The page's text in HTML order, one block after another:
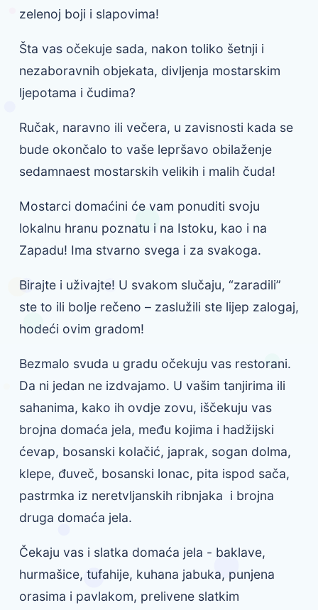
zelenoj boji i slapovima!
Šta vas očekuje sada, nakon toliko šetnji i
nezaboravnih objekata, divljenja mostarskim
ljepotama i čudima?
Ručak, naravno ili večera, u zavisnosti kada se
bude okončalo to vaše lepršavo obilaženje
sedamnaest mostarskih velikih i malih čuda!
Mostarci domaćini će vam ponuditi svoju
lokalnu hranu poznatu i na Istoku, kao i na
Zapadu! Ima stvarno svega i za svakoga.
Birajte i uživajte! U svakom slučaju, “zaradili”
ste to ili bolje rečeno – zaslužili ste lijep zalogaj,
hodeći ovim gradom!
Bezmalo svuda u gradu očekuju vas restorani.
Da ni jedan ne izdvajamo. U vašim tanjirima ili
sahanima, kako ih ovdje zovu, iščekuju vas
brojna domaća jela, među kojima i hadžijski
ćevap, bosanski kolačić, japrak, sogan dolma,
klepe, đuveč, bosanski lonac, pita ispod sača,
pastrmka iz neretvljanskih ribnjaka i brojna
druga domaća jela.
Čekaju vas i slatka domaća jela - baklave,
hurmašice, tufahije, kuhana jabuka, punjena
orasima i pavlakom, prelivene slatkim